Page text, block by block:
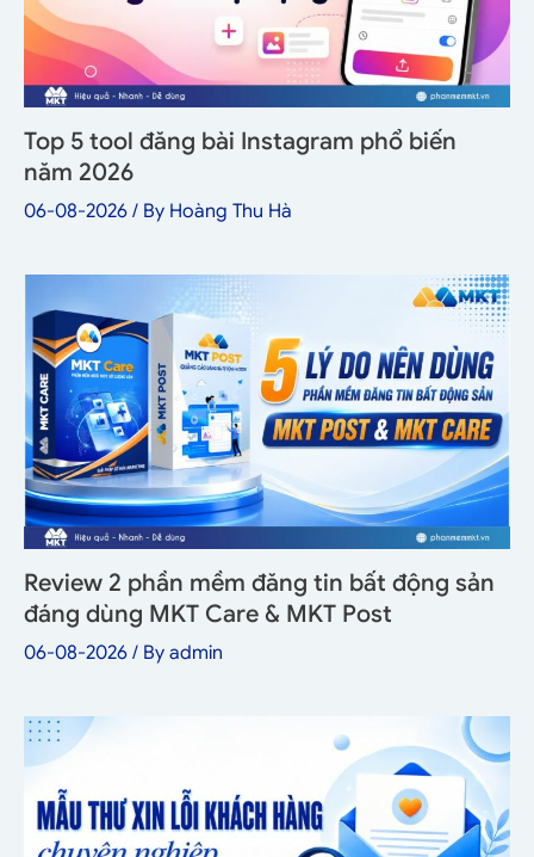
Top 5 tool đăng bài Instagram phổ biến
năm 2026
06-08-2026 / By Hoàng Thu Hà
Review 2 phần mềm đăng tin bất động sản
đáng dùng MKT Care & MKT Post
06-08-2026 / By admin